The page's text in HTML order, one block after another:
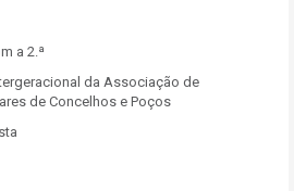
a 2.ª
da Associação de
de Concelhos e Poços